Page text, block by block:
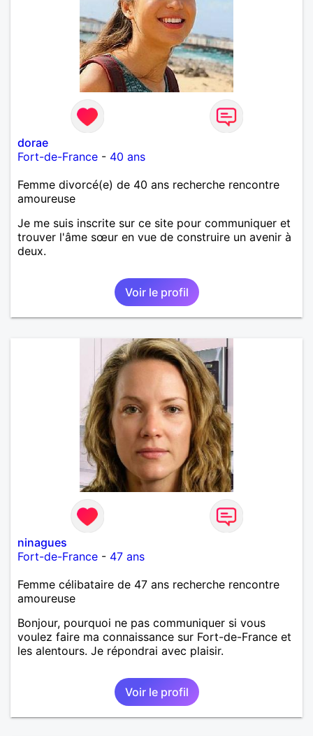
dorae
Fort-de-France - 40 ans
Femme divorcé(e) de 40 ans recherche rencontre
amoureuse
Je me suis inscrite sur ce site pour communiquer et
trouver l'âme sœur en vue de construire un avenir à
deux.
Voir le profil
ninagues
Fort-de-France - 47 ans
Femme célibataire de 47 ans recherche rencontre
amoureuse
Bonjour, pourquoi ne pas communiquer si vous
voulez faire ma connaissance sur Fort-de-France et
les alentours. Je répondrai avec plaisir.
Voir le profil